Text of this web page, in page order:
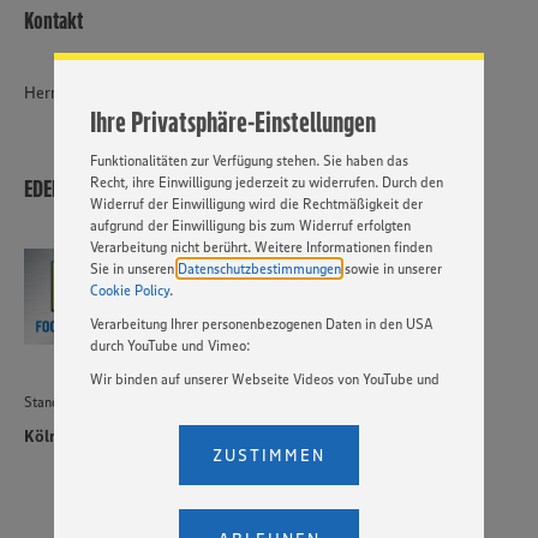
Ihre Privatsphäre-Einstellungen
Cookies und anderer Technologien ist freiwillig und kann
„EINSTELLUNGEN ÄNDERN”. Bitte beachten Sie, dass auf
Basis Ihrer Einstellungen ggf. nicht mehr alle
Funktionalitäten zur Verfügung stehen. Sie haben das
Recht, ihre Einwilligung jederzeit zu widerrufen. Durch den
Widerruf der Einwilligung wird die Rechtmäßigkeit der
aufgrund der Einwilligung bis zum Widerruf erfolgten
Verarbeitung nicht berührt. Weitere Informationen finden
Sie in unseren Datenschutzbestimmungen sowie in unserer
Cookie Policy.
Verarbeitung Ihrer personenbezogenen Daten in den USA
durch YouTube und Vimeo:
Wir binden auf unserer Webseite Videos von YouTube und
Einstellungen bezüglich YouTube und Vimeo zu ändern,
ein, dass Ihre Daten (IP-Adresse, Zeitstempel, ggf.
Nutzerverhalten auf unserer Webseite) an die Anbieter der
Dienste YouTube und Vimeo in den USA übermittelt und
dort verarbeitet werden. Der EuGH sieht die USA als Land
ZUSTIMMEN
Kontakt
Herr Bernd Voigtmann
EDEKA Foodservice Stiftung & Co. KG
Standort
Köln